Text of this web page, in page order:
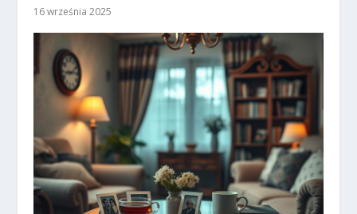
16 września 2025